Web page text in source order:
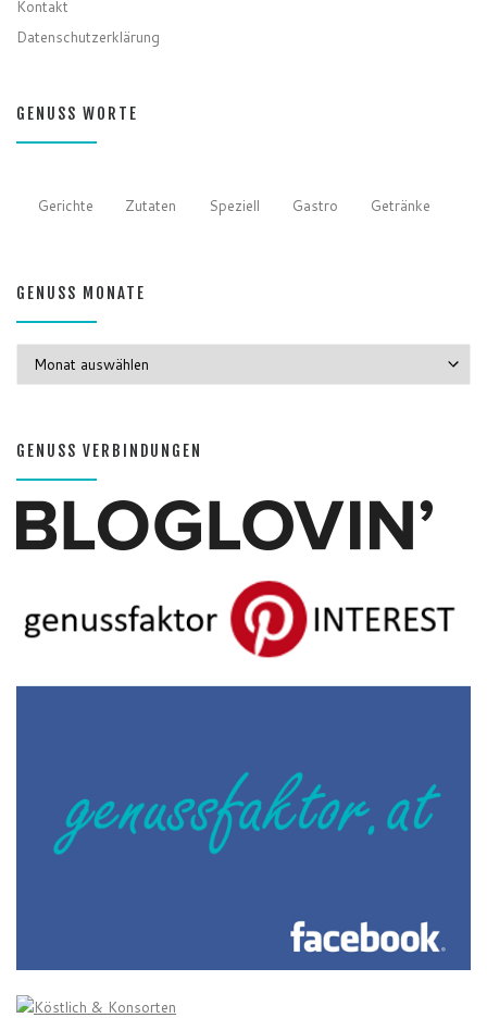
Kontakt
Datenschutzerklärung
GENUSS WORTE
Gerichte Zutaten Speziell Gastro Getränke
GENUSS MONATE
GENUSS VERBINDUNGEN